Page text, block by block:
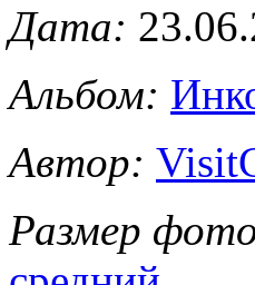
Дата:
Альбом:
Автор:
Размер